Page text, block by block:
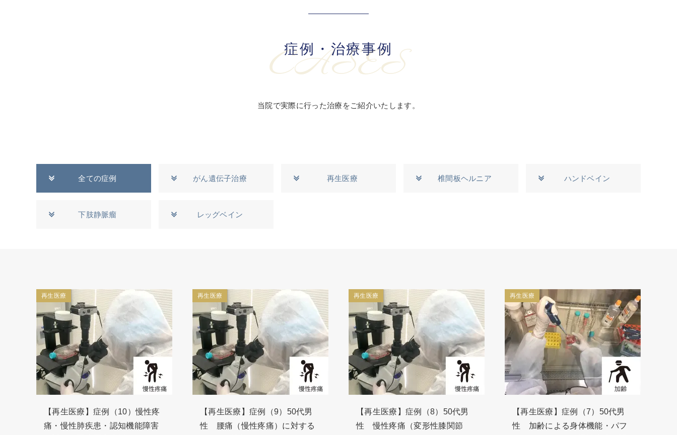
症例・治療事例
CASES
当院で実際に行った治療をご紹介いたします。
全ての症例 がん遺伝子治療 再生医療 椎間板ヘルニア ハンドベイン
下肢静脈瘤 レッグベイン
再生医療
【再生医療】症例（10）慢性疼
痛・慢性肺疾患・認知機能障害
再生医療
【再生医療】症例（9）50代男
性 腰痛（慢性疼痛）に対する
再生医療
【再生医療】症例（8）50代男
性 慢性疼痛（変形性膝関節
再生医療
【再生医療】症例（7）50代男
性 加齢による身体機能・パフ